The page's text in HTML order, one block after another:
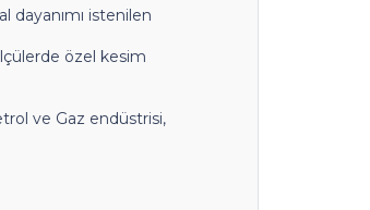
dayanımı istenilen
özel kesim
ve Gaz endüstrisi,